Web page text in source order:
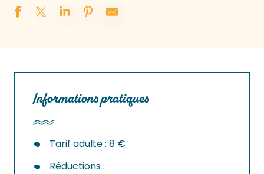
Informations pratiques
Tarif adulte : 8 €
Réductions :